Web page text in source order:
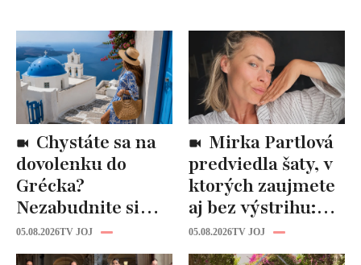
dovolenku do
Grécka?
Nezabudnite si
odtiaľ uloviť tieto
štýlové kúsky
05.08.2026TV JOJ
predviedla šaty, v
ktorých zaujmete
aj bez výstrihu:
Ich čaro je v tomto
detaile
05.08.2026TV JOJ